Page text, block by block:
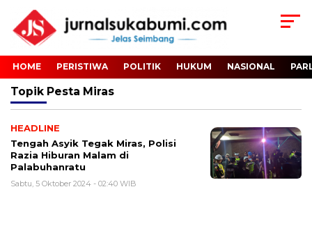
HOME PERISTIWA POLITIK HUKUM NASIONAL
Topik Pesta Miras
HEADLINE
Tengah Asyik Tegak Miras, Polisi
Razia Hiburan Malam di
Palabuhanratu
Sabtu, 5 Oktober 2024 - 02:40 WIB